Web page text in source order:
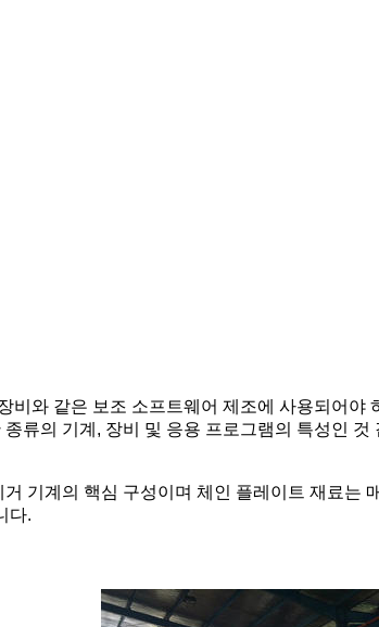
와 같은 보조 소프트웨어 제조에 사용되어야
류의 기계, 장비 및 응용 프로그램의 특성인 것
기계의 핵심 구성이며 체인 플레이트 재료는
다.